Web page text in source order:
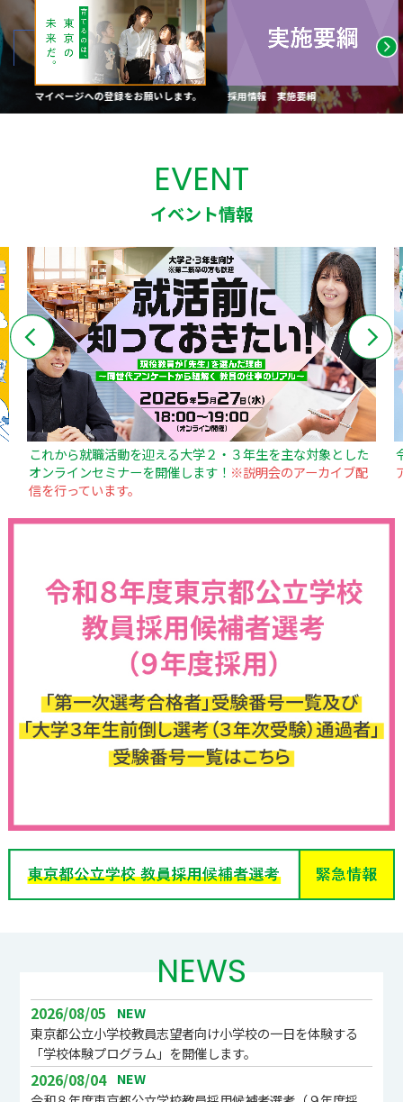
マイページへの登録をお願いします。 採用情報 実施要綱
EVENT
イベント情報
これから就職活動を迎える大学２・３年生を主な対象とした
オンラインセミナーを開催します！ ※説明会のアーカイブ配
信を行っています。
NEWS
2026/08/05
東京都公立小学校教員志望者向け小学校の一日を体験する
「学校体験プログラム」を開催します。
NEW
2026/08/04 NEW